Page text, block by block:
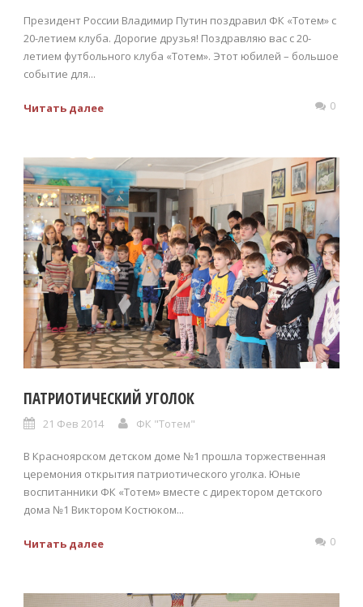
Президент России Владимир Путин поздравил ФК «Тотем» с
20-летием клуба. Дорогие друзья! Поздравляю вас с 20-
летием футбольного клуба «Тотем». Этот юбилей – большое
событие для...
Читать далее 0
ПАТРИОТИЧЕСКИЙ УГОЛОК
21 Фев 2014 ФК "Тотем"
В Красноярском детском доме №1 прошла торжественная
церемония открытия патриотического уголка. Юные
воспитанники ФК «Тотем» вместе с директором детского
дома №1 Виктором Костюком...
Читать далее 0